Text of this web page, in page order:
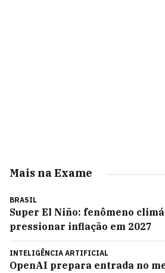
Mais na Exame
BRASIL
Super El Niño: fenômeno
pressionar inflação em 2027
INTELIGÊNCIA ARTIFICIAL
OpenAI prepara entrada no